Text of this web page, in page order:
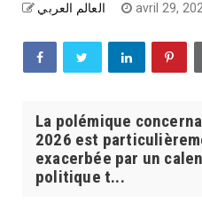
العالم العربي avril 29,
La polémique
2026 est
exacerbée par un
politique t...